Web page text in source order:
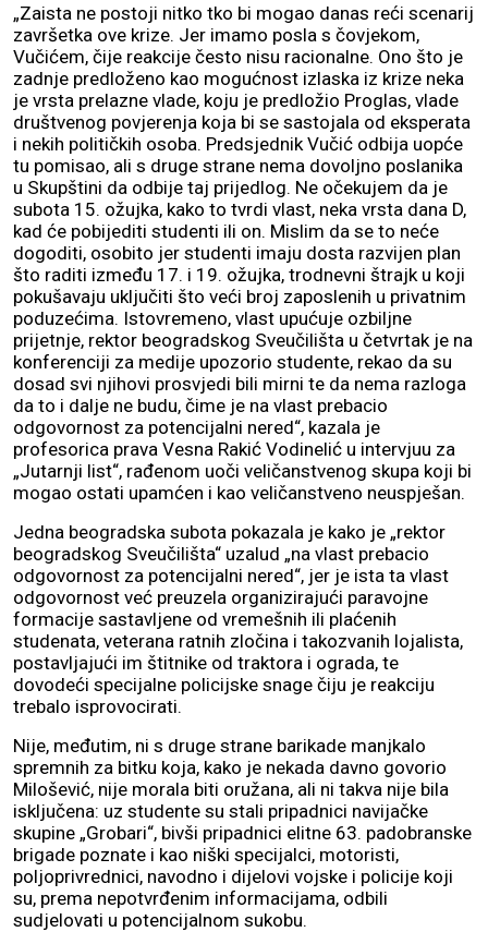
„Zaista ne postoji nitko tko bi mogao danas reći scenarij
završetka ove krize. Jer imamo posla s čovjekom,
Vučićem, čije reakcije često nisu racionalne. Ono što je
zadnje predloženo kao mogućnost izlaska iz krize neka
je vrsta prelazne vlade, koju je predložio Proglas, vlade
društvenog povjerenja koja bi se sastojala od eksperata
i nekih političkih osoba. Predsjednik Vučić odbija uopće
tu pomisao, ali s druge strane nema dovoljno poslanika
u Skupštini da odbije taj prijedlog. Ne očekujem da je
subota 15. ožujka, kako to tvrdi vlast, neka vrsta dana D,
kad će pobijediti studenti ili on. Mislim da se to neće
dogoditi, osobito jer studenti imaju dosta razvijen plan
što raditi između 17. i 19. ožujka, trodnevni štrajk u koji
pokušavaju uključiti što veći broj zaposlenih u privatnim
poduzećima. Istovremeno, vlast upućuje ozbiljne
prijetnje, rektor beogradskog Sveučilišta u četvrtak je na
konferenciji za medije upozorio studente, rekao da su
dosad svi njihovi prosvjedi bili mirni te da nema razloga
da to i dalje ne budu, čime je na vlast prebacio
odgovornost za potencijalni nered“, kazala je
profesorica prava Vesna Rakić Vodinelić u intervjuu za
„Jutarnji list“, rađenom uoči veličanstvenog skupa koji bi
mogao ostati upamćen i kao veličanstveno neuspješan.
Jedna beogradska subota pokazala je kako je „rektor
beogradskog Sveučilišta“ uzalud „na vlast prebacio
odgovornost za potencijalni nered“, jer je ista ta vlast
odgovornost već preuzela organizirajući paravojne
formacije sastavljene od vremešnih ili plaćenih
studenata, veterana ratnih zločina i takozvanih lojalista,
postavljajući im štitnike od traktora i ograda, te
dovodeći specijalne policijske snage čiju je reakciju
trebalo isprovocirati.
Nije, međutim, ni s druge strane barikade manjkalo
spremnih za bitku koja, kako je nekada davno govorio
Milošević, nije morala biti oružana, ali ni takva nije bila
isključena: uz studente su stali pripadnici navijačke
skupine „Grobari“, bivši pripadnici elitne 63. padobranske
brigade poznate i kao niški specijalci, motoristi,
poljoprivrednici, navodno i dijelovi vojske i policije koji
su, prema nepotvrđenim informacijama, odbili
sudjelovati u potencijalnom sukobu.